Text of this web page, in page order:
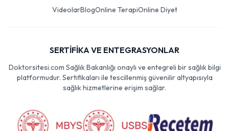
VideolarBlogOnline TerapiOnline Diyet
SERTİFİKA VE ENTEGRASYONLAR
Doktorsitesi.com Sağlık Bakanlığı onaylı ve entegreli bir sağlık bilgi
platformudur. Sertifikaları ile tescillenmiş güvenilir altyapısıyla
sağlık hizmetlerine erişim sağlar.